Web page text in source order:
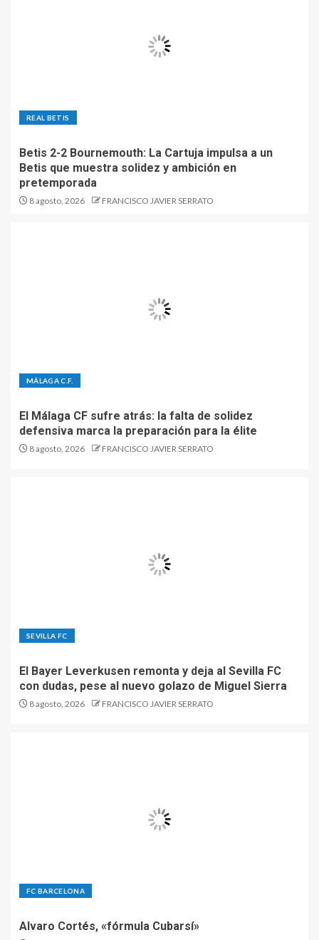
REAL BETIS
Betis 2-2 Bournemouth: La Cartuja impulsa a un
Betis que muestra solidez y ambición en
pretemporada
8 agosto, 2026 FRANCISCO JAVIER SERRATO
MÁLAGA C.F.
El Málaga CF sufre atrás: la falta de solidez
defensiva marca la preparación para la élite
8 agosto, 2026 FRANCISCO JAVIER SERRATO
SEVILLA FC
El Bayer Leverkusen remonta y deja al Sevilla FC
con dudas, pese al nuevo golazo de Miguel Sierra
8 agosto, 2026 FRANCISCO JAVIER SERRATO
FC BARCELONA
Alvaro Cortés, «fórmula Cubarsí»